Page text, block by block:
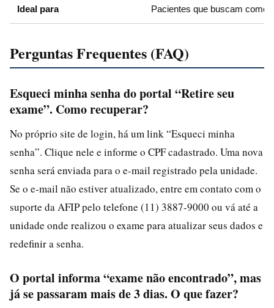
Ideal para Pacientes que buscam
Perguntas Frequentes (FAQ)
Esqueci minha senha do portal “Retire seu
exame”. Como recuperar?
No próprio site de login, há um link “Esqueci minha
senha”. Clique nele e informe o CPF cadastrado. Uma nova
senha será enviada para o e-mail registrado pela unidade.
Se o e-mail não estiver atualizado, entre em contato com o
suporte da AFIP pelo telefone (11) 3887-9000 ou vá até a
unidade onde realizou o exame para atualizar seus dados e
redefinir a senha.
O portal informa “exame não encontrado”, mas
já se passaram mais de 3 dias. O que fazer?